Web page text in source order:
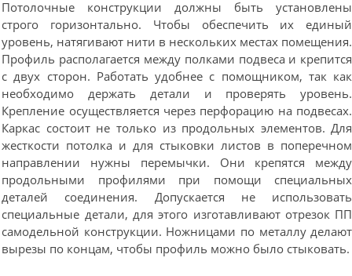
Потолочные конструкции должны быть установлены
строго горизонтально. Чтобы обеспечить их единый
уровень, натягивают нити в нескольких местах помещения.
Профиль располагается между полками подвеса и крепится
с двух сторон. Работать удобнее с помощником, так как
необходимо держать детали и проверять уровень.
Крепление осуществляется через перфорацию на подвесах.
Каркас состоит не только из продольных элементов. Для
жесткости потолка и для стыковки листов в поперечном
направлении нужны перемычки. Они крепятся между
продольными профилями при помощи специальных
деталей соединения. Допускается не использовать
специальные детали, для этого изготавливают отрезок ПП
самодельной конструкции. Ножницами по металлу делают
вырезы по концам, чтобы профиль можно было стыковать.